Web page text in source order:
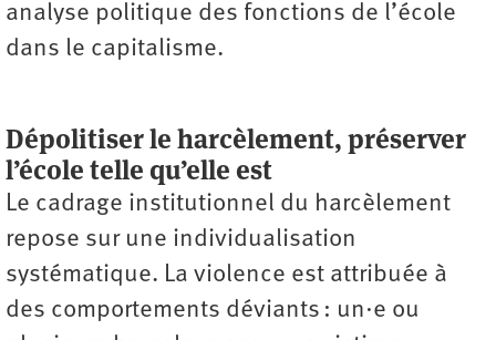
analyse politique des fonctions de l’école
dans le capitalisme.
Dépolitiser le harcèlement, préserver
l’école telle qu’elle est
Le cadrage institutionnel du harcèlement
repose sur une individualisation
systématique. La violence est attribuée à
des comportements déviants : un·e ou